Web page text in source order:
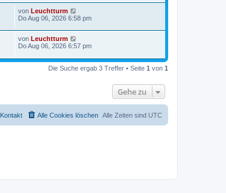
von Leuchtturm
Do Aug 06, 2026 6:58 pm
von Leuchtturm
Do Aug 06, 2026 6:57 pm
Die Suche ergab 3 Treffer • Seite 1 von 1
Gehe zu
Alle Zeiten sind UTC
Alle Cookies löschen
Kontakt